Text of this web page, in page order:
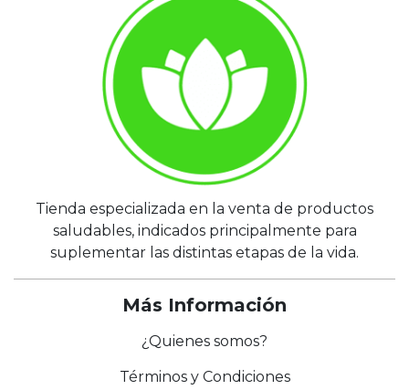
Tienda especializada en la venta de productos
saludables, indicados principalmente para
suplementar las distintas etapas de la vida.
Más Información
¿Quienes somos?
Términos y Condiciones